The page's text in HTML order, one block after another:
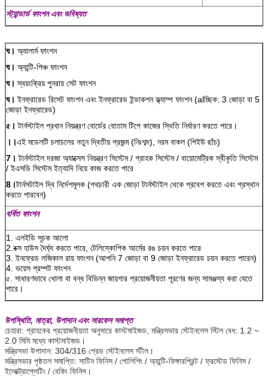
স্ট্যান্ডার্ড ফাংশন এবং ভবিষ্যত
ঘ। অ্যালার্ম ফাংশন
ঘ। অ্যান্টি-পিঞ্চ ফাংশন
ঘ। স্বয়ংক্রিয় পুনরায় সেট ফাংশন
ঘ। ইনফ্রারেড রিসেট ফাংশন এবং ইনফ্রারেড ইন্ডাকশন ক্ল্যাম্প ফাংশন (alচ্ছিক: 3 জোড়া বা 5
জোড়া ইনফ্রারেড)
৫। টার্নস্টাইল প্রধান নিয়ন্ত্রণ বোর্ডের বোতাম টিপে কাজের স্থিতি নির্ধারণ করতে পারে।
।।এই মডেলটি চলাচলের নতুন দ্বিতীয় প্রজন্ম (নিঃশব্দ), নরম বাকল (পিইউ ছাঁচ)
7। টার্নস্টাইল দরজা অ্যাক্সেস নিয়ন্ত্রণ সিস্টেম / গ্রাহক সিস্টেম / বায়োমেট্রিক স্বীকৃতি সিস্টেম
/ ইএসডি সিস্টেম ইত্যাদি নিয়ে কাজ করতে পারে
8।টার্নসটাইল দ্বি নির্দেশমূলক (পথচারী এক জোড়া টার্নস্টাইল থেকে প্রবেশ করতে এবং প্রস্থান
করতে পারবেন)
বর্ধিত ফাংশন
1. এলইডি সূচক আলো
2.বক্স হাউস দৈর্ঘ্য করতে পারে, টেলিস্কোপিক আর্মের রঙ চয়ন করতে পারে
3. ইনফ্রেড লজিকাল রায় ফাংশন (আপনি 7 জোড়া বা 9 জোড়া ইনফ্রারেড চয়ন করতে পারেন)
4. ভয়েস প্রম্পট ফাংশন
৫. সাধারণভাবে খোলা বা বন্ধ বিভিন্ন জায়গার প্রয়োজনীয়তা পূরণের জন্য সামঞ্জস্য করা যেতে
পারে।
উপস্থিতি, মাত্রা, উপাদান এবং সারফেস সমাপ্ত
চেহারা: গ্রাহকের প্রয়োজনীয়তা অনুসারে কাস্টমাইজড, মন্ত্রিসভার স্টেইনলেস স্টিল বেধ: 1.2 ~
2.0 মিমি মধ্যে কাস্টমাইজড।
মন্ত্রিসভা উপাদান: 304/316 গ্রেড স্টেইনলেস স্টীল।
মন্ত্রিসভার পৃষ্ঠতল সমাপ্তি: সাটিন ফিনিস / পোলিশিং / অ্যান্টি-ফিঙ্গারপ্রিন্ট / ফ্রস্টেড ফিনিস /
ইলেক্ট্রোপ্লেটিং / বেকিং ফিনিস।